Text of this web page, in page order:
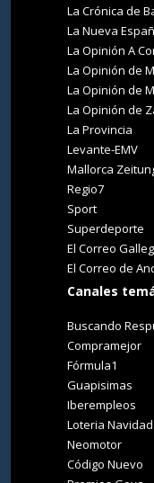
La Crónica de
La Nueva
La Opinión A
La Opinión de
La Opinión de
La Opinión de
La Provincia
Levante-EMV
Mallorca
Regio7
Sport
Superdeporte
El Correo
El Correo de
Canales
Buscando
Compramejor
Fórmula1
Guapisimas
Iberempleos
Loteria Navidad
Neomotor
Código Nuevo